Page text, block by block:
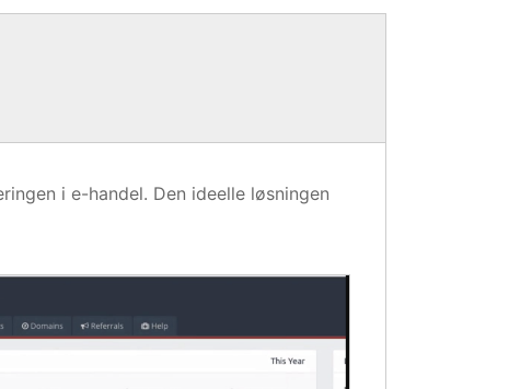
i e-handel. Den ideelle løsningen